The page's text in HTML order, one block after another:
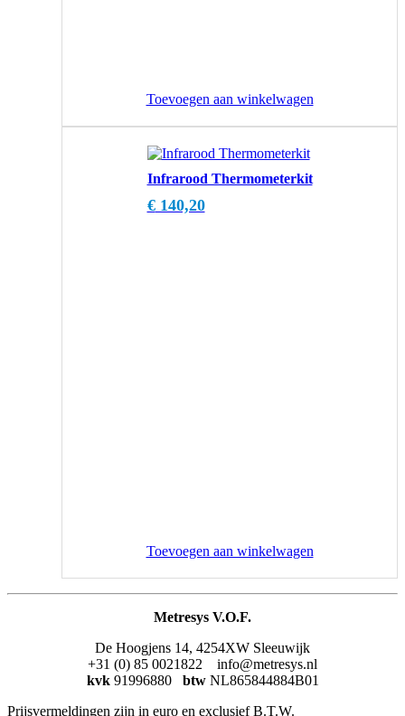
Toevoegen aan winkelwagen
Infrarood Thermometerkit
€140,20
Toevoegen aan winkelwagen
Metresys V.O.F.
De Hoogjens 14, 4254XW Sleeuwijk
+31 (0) 85 0021822 info@metresys.nl
kvk 91996880 btw NL865844884B01
Prijsvermeldingen zijn in euro en exclusief B.T.W.